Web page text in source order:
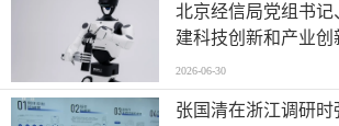
北京经信局党组书
建科技创新和产业创
模式” 为首都推进新
动能
2026-06-30
张国清在浙江调研